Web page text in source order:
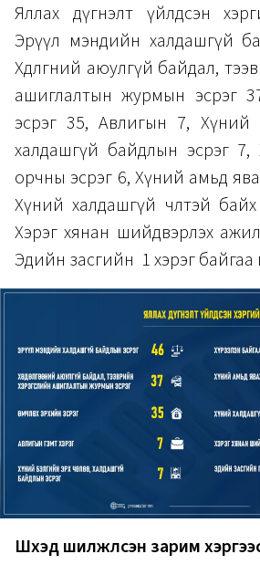
Яллах дүгнэлт үйлдсэн
Эрүүл мэндийн халдашгүй
Хөдөлгөөний аюулгүй байдал,
ашиглалтын журмын эсрэг
эсрэг 35, Авлигын 7, Хүний
халдашгүй байдлын эсрэг 7,
орчны эсрэг 6, Хүний амьд
Хүний халдашгүй чөлөөтэй
Хэрэг хянан шийдвэрлэх
Эдийн засгийн 1 хэрэг
Шүүхэд шилжүүлсэн зарим